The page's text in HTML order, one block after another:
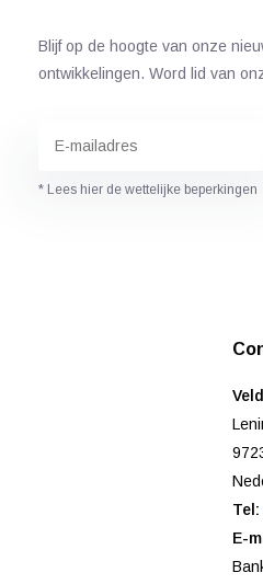
Blijf op de hoogte van onze
ontwikkelingen. Word lid van
* Lees hier de wettelijke beperkingen
Tel:
E-